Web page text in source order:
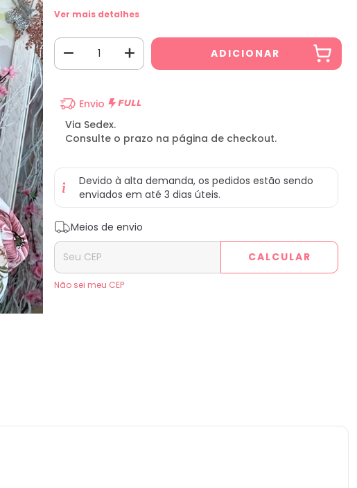
Ver mais detalhes
Envio
Via Sedex.
Consulte o prazo na página de checkout.
Devido à alta demanda, os pedidos estão sendo
enviados em até 3 dias úteis.
Entregas para o CEP:
Meios de envio
CALCULAR
Não sei meu CEP